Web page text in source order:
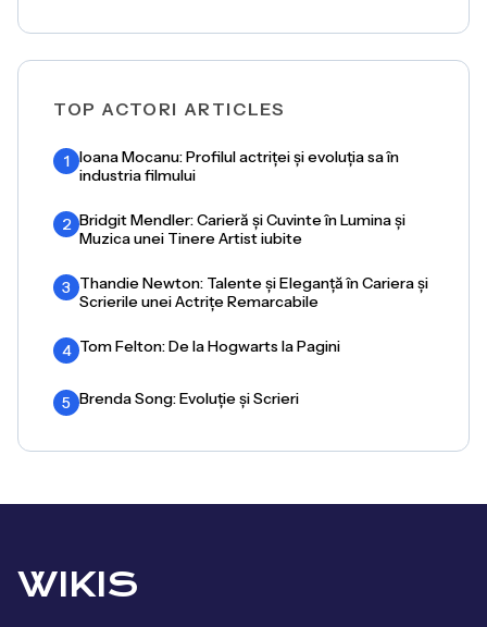
TOP ACTORI ARTICLES
1 Ioana Mocanu: Profilul actriței și evoluția sa în
industria filmului
2 Bridgit Mendler: Carieră și Cuvinte în Lumina și
Muzica unei Tinere Artist iubite
3 Thandie Newton: Talente și Eleganță în Cariera și
Scrierile unei Actrițe Remarcabile
4 Tom Felton: De la Hogwarts la Pagini
5 Brenda Song: Evoluție și Scrieri
WIKIS